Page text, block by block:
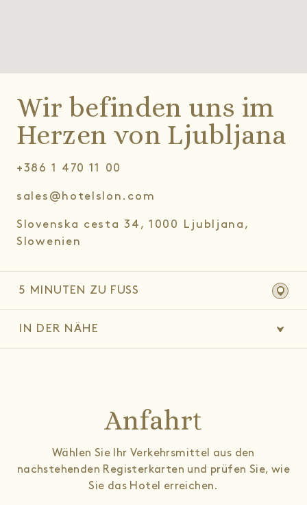
Wir befinden uns im
Herzen von Ljubljana
+386 1 470 11 00
sales@hotelslon.com
Slovenska cesta 34, 1000 Ljubljana,
Slowenien
IN DER NÄHE
5 MINUTEN ZU FUSS
Anfahrt
Wählen Sie Ihr Verkehrsmittel aus den
nachstehenden Registerkarten und prüfen Sie, wie
Sie das Hotel erreichen.